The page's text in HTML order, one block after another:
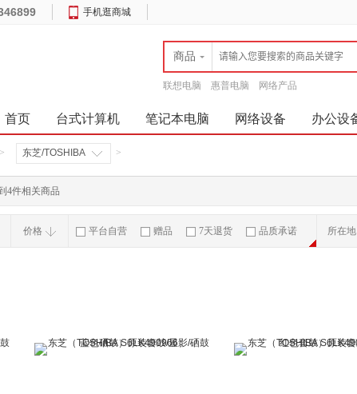
手机逛商城
商品
联想电脑 惠普电脑 网络产品
首页 台式计算机 笔记本电脑 网络设备 办公设
> 东芝/TOSHIBA >
4件相关商品
价格 平台自营 赠品 7天退货 品质承诺 所在地